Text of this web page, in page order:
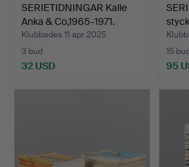
SERIETIDNINGAR Kalle
Anka & Co,1965-1971.
Klubbades 11 apr 2025
3 bud
32 USD
15
95